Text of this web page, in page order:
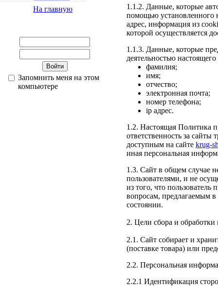
На главную
Запомнить меня на этом
компьютере
1.1.2. Данные, которые
помощью установленного
адрес, информация из
которой осуществляется
1.1.3. Данные, которые
деятельностью настоящего
фамилия;
имя;
отчество;
электронная почта;
номер телефона;
ip адрес.
1.2. Настоящая Политика
ответственность за
доступным на сайте krug-
иная персональная
1.3. Сайт в общем случае
пользователями, и не
из того, что
вопросам, предлагаемым
состоянии.
2. Цели сбора и
2.1. Сайт собирает и
(поставке товара) или
2.2. Персональная
2.2.1 Идентификация